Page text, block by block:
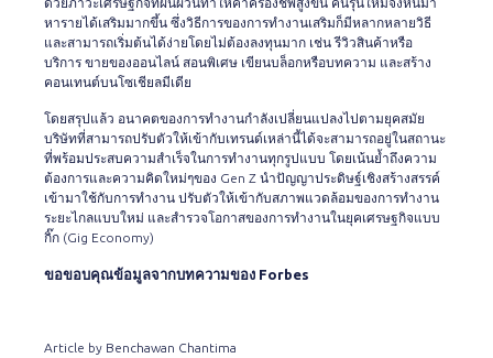
หารายได้เสริมมากขึ้น ซึ่งวิธีการของการทำงานเสริมก็มีหลากหลายวิธี
และสามารถเริ่มต้นได้ง่ายโดยไม่ต้องลงทุนมาก เช่น รีวิวสินค้าหรือ
บริการ ขายของออนไลน์ สอนพิเศษ เขียนบล็อกหรือบทความ และสร้าง
คอนเทนต์บนโซเชียลมีเดีย
โดยสรุปแล้ว อนาคตของการทำงานกำลังเปลี่ยนแปลงไปตามยุคสมัย
บริษัทที่สามารถปรับตัวให้เข้ากับเทรนด์เหล่านี้ได้จะสามารถอยู่ในสถานะ
ที่พร้อมประสบความสำเร็จในการทำงานทุกรูปแบบ โดยเน้นย้ำถึงความ
ต้องการและความคิดใหม่ๆของ Gen Z นำปัญญาประดิษฐ์เชิงสร้างสรรค์
เข้ามาใช้กับการทำงาน ปรับตัวให้เข้ากับสภาพแวดล้อมของการทำงาน
ระยะไกลแบบใหม่ และสำรวจโอกาสของการทำงานในยุคเศรษฐกิจแบบ
กิ๊ก (Gig Economy)
ขอขอบคุณข้อมูลจากบทความของ Forbes
Article by Benchawan Chantima